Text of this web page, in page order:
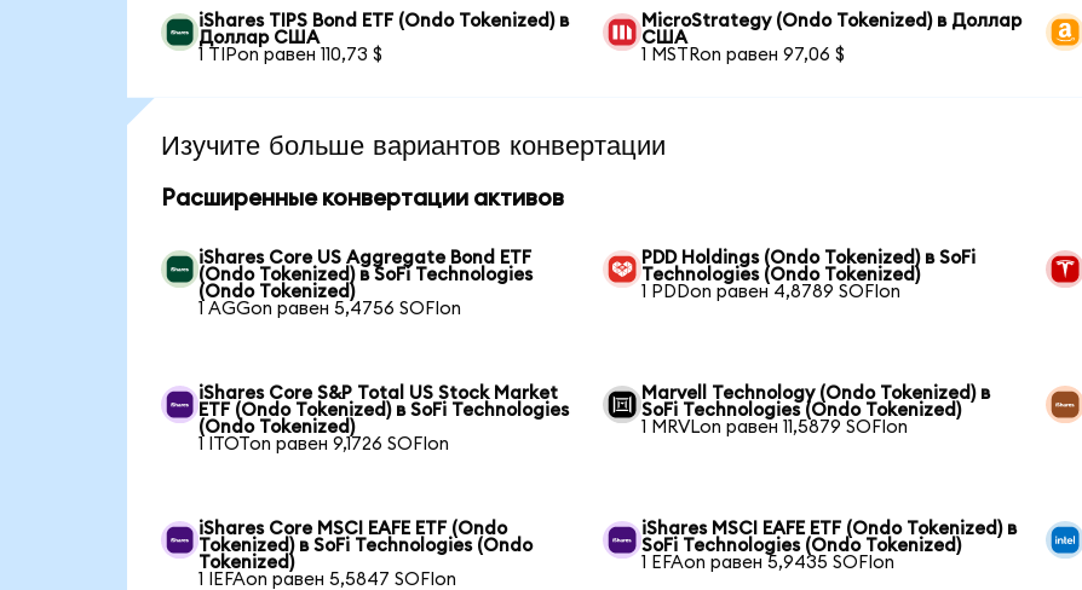
iShares TIPS Bond ETF (Ondo Tokenized) в
Доллар США
1 TIPon равен 110,73 $
MicroStrategy (Ondo Tokenized) в Доллар
США
1 MSTRon равен 97,06 $
Изучите больше вариантов конвертации
Расширенные конвертации активов
iShares Core US Aggregate Bond ETF
(Ondo Tokenized) в SoFi Technologies
(Ondo Tokenized)
1 AGGon равен 5,4756 SOFIon
PDD Holdings (Ondo Tokenized) в SoFi
Technologies (Ondo Tokenized)
1 PDDon равен 4,8789 SOFIon
iShares Core S&P Total US Stock Market
ETF (Ondo Tokenized) в SoFi Technologies
(Ondo Tokenized)
1 ITOTon равен 9,1726 SOFIon
Marvell Technology (Ondo Tokenized) в
SoFi Technologies (Ondo Tokenized)
1 MRVLon равен 11,5879 SOFIon
iShares Core MSCI EAFE ETF (Ondo
Tokenized) в SoFi Technologies (Ondo
Tokenized)
1 IEFAon равен 5,5847 SOFIon
iShares MSCI EAFE ETF (Ondo Tokenized) в
SoFi Technologies (Ondo Tokenized)
1 EFAon равен 5,9435 SOFIon